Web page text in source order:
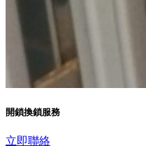
開鎖換鎖服務
立即聯絡